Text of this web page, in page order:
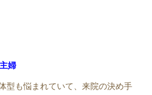
婦
型も悩まれていて、来院の決め手